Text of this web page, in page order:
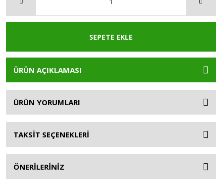
SEPETE EKLE
ÜRÜN AÇIKLAMASI
ÜRÜN YORUMLARI
TAKSİT SEÇENEKLERİ
ÖNERİLERİNİZ